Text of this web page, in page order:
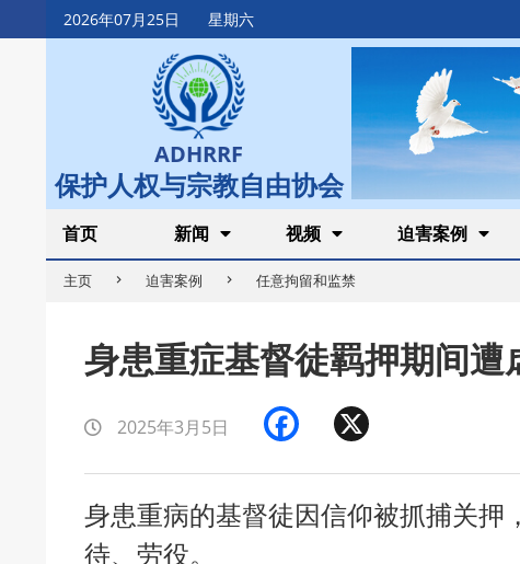
2026年07月25日 星期六
Skip
to
ADHRRF
保护人权与宗教自由协会
Secondary
Navigation
Menu
首页 新闻 视频 迫害案例
主页 迫害案例 任意拘留和监禁
身患重症基督徒羁押期间
2025年3月5日 Facebook
身患重病的基督徒因信仰被抓捕关押
待、劳役。